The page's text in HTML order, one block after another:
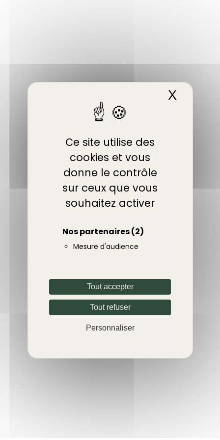
Ce site utilise des
cookies et vous
donne le contrôle
sur ceux que vous
souhaitez activer
Nos partenaires(2)
Mesure d'audience
Tout accepter
Tout refuser
Personnaliser
X